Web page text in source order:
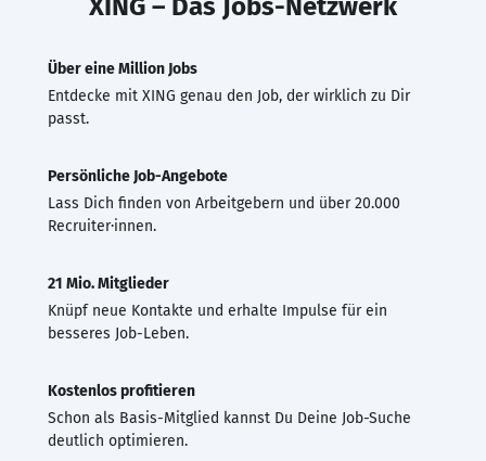
Über eine Million Jobs
Entdecke mit XING genau den Job, der wirklich zu Dir
passt.
Persönliche Job-Angebote
Lass Dich finden von Arbeitgebern und über 20.000
Recruiter·innen.
21 Mio. Mitglieder
Knüpf neue Kontakte und erhalte Impulse für ein
besseres Job-Leben.
Kostenlos profitieren
Schon als Basis-Mitglied kannst Du Deine Job-Suche
deutlich optimieren.